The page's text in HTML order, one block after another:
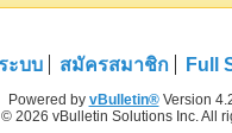
ะบบ สมัครสมาชิก Full
Powered by vBulletin®Version
2026 vBulletin Solutions Inc. All